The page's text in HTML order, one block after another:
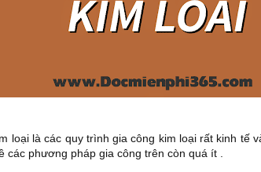
loại là các quy trình gia công kim loại rất kinh tế
các phương pháp gia công trên còn quá ít .